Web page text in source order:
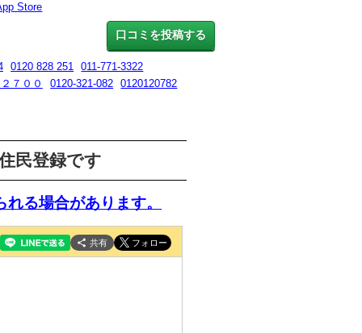
口コミを投稿する
Store
0120 828 251
011-771-3322
７００ 0120-321-082
0120120782
民登録です
る場合があります。
共有